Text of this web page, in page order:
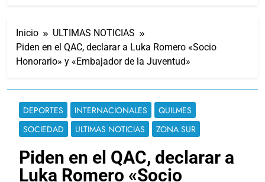
Inicio
ULTIMAS NOTICIAS
Piden en el QAC, declarar a Luka Romero «Socio
Honorario» y «Embajador de la Juventud»
DEPORTES INTERNACIONALES
QUILMES
SOCIEDAD
ULTIMAS NOTICIAS ZONA SUR
Piden en el QAC, declarar a
Luka Romero «Socio